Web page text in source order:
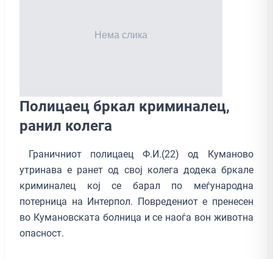
Полицаец бркал криминалец,
ранил колега
Граничниот полицаец Ф.И.(22) од Куманово
утринава е ранет од свој колега додека бркале
криминалец кој се барал по меѓународна
потерница на Интерпол. Повредениот е пренесен
во Кумановската болница и се наоѓа вон животна
опасност.